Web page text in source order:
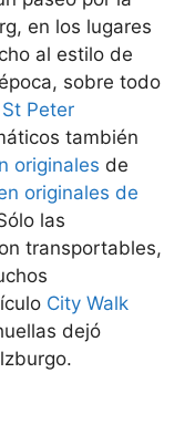
en los lugares
al estilo de
sobre todo
Peter
también
originales de
originales de
las
transportables,
City Walk
dejó